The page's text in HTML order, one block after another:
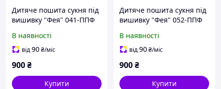
Дитяче пошита сукня під
вишивку "Фея" 041-ППФ
В наявності
від90₴/міс
900₴
Купити
Дитяче пошита сукня під
вишивку "Фея" 052-ППФ
В наявності
від90₴/міс
900₴
Купити